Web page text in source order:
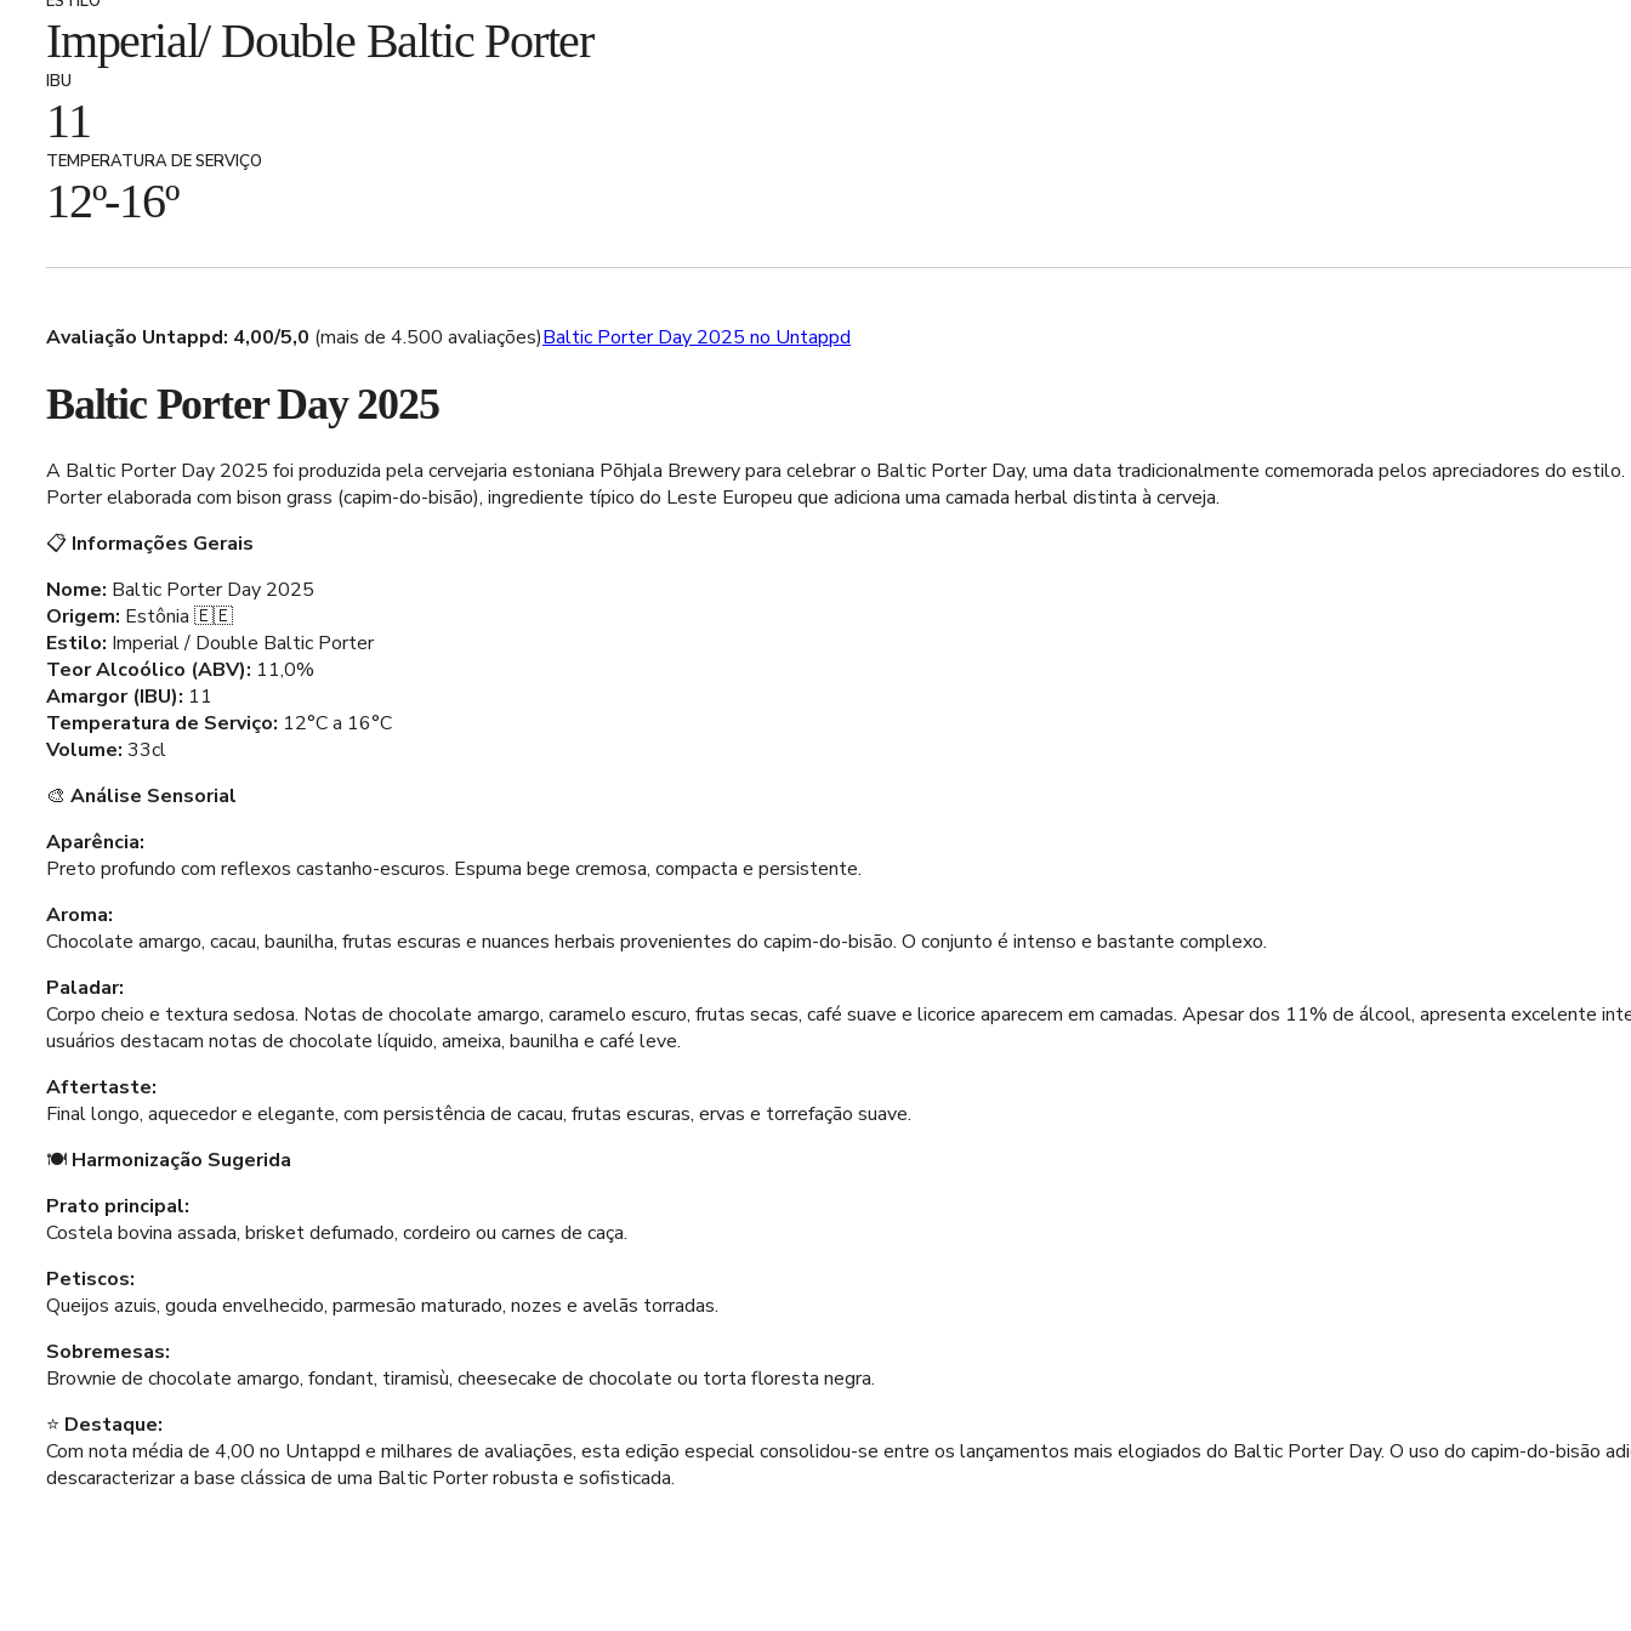
Imperial/ Double Baltic Porter
IBU
11
TEMPERATURA DE SERVIÇO
12º-16º
Avaliação Untappd: 4,00/5,0 (mais de 4.500 avaliações)Baltic Porter Day 2025 no Untappd
Baltic Porter Day 2025
A Baltic Porter Day 2025 foi produzida pela cervejaria estoniana Põhjala Brewery para celebrar o Baltic Porter Day, uma data tradicionalmente comemorada pelos apreciadores do
Porter elaborada com bison grass (capim-do-bisão), ingrediente típico do Leste Europeu que adiciona uma camada herbal distinta à cerveja.
📋 Informações Gerais
Nome: Baltic Porter Day 2025
Origem: Estônia 🇪🇪
Estilo: Imperial / Double Baltic Porter
Teor Alcoólico (ABV): 11,0%
Amargor (IBU): 11
Temperatura de Serviço: 12°C a 16°C
Volume: 33cl
🎨 Análise Sensorial
Aparência:
Preto profundo com reflexos castanho-escuros. Espuma bege cremosa, compacta e persistente.
Aroma:
Chocolate amargo, cacau, baunilha, frutas escuras e nuances herbais provenientes do capim-do-bisão. O conjunto é intenso e bastante complexo.
Paladar:
Corpo cheio e textura sedosa. Notas de chocolate amargo, caramelo escuro, frutas secas, café suave e licorice aparecem em camadas. Apesar dos 11% de álcool, apresenta excelente
usuários destacam notas de chocolate líquido, ameixa, baunilha e café leve.
Aftertaste:
Final longo, aquecedor e elegante, com persistência de cacau, frutas escuras, ervas e torrefação suave.
🍽️ Harmonização Sugerida
Prato principal:
Costela bovina assada, brisket defumado, cordeiro ou carnes de caça.
Petiscos:
Queijos azuis, gouda envelhecido, parmesão maturado, nozes e avelãs torradas.
Sobremesas:
Brownie de chocolate amargo, fondant, tiramisù, cheesecake de chocolate ou torta floresta negra.
⭐ Destaque:
Com nota média de 4,00 no Untappd e milhares de avaliações, esta edição especial consolidou-se entre os lançamentos mais elogiados do Baltic Porter Day. O uso do capim-do-bisão
descaracterizar a base clássica de uma Baltic Porter robusta e sofisticada.